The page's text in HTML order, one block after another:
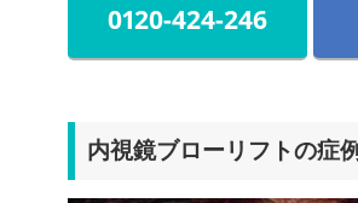
0120-424-246
内視鏡ブローリフトの症